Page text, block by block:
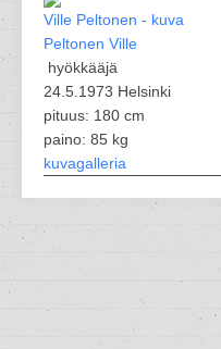
Peltonen Ville
hyökkääjä
24.5.1973 Helsinki
pituus: 180 cm
paino: 85 kg
kuvagalleria